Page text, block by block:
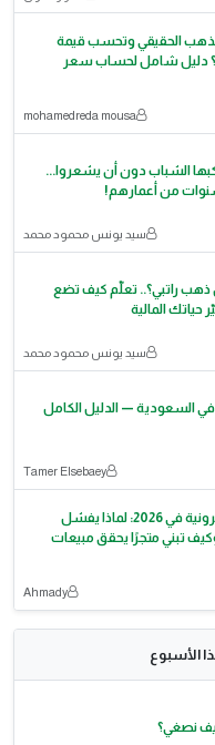
الحقيقي وتحسب قيمة
دليل شامل لحساب سعر
mohamedreda mousa
الشباب دون أن يشعروا...
من أعمارهم!
سيد يونس محمود محمد
راتبي؟.. تعلّم كيف تضع
حياتك المالية
سيد يونس محمود محمد
السعودية — الدليل الكامل
Tamer Elsebaey
أسرار التجارة الإلكترونية في 2026: لماذا يفشل
تبني متجرًا يحقق مبيعات
Ahmady
الأسبوع
نصغي؟